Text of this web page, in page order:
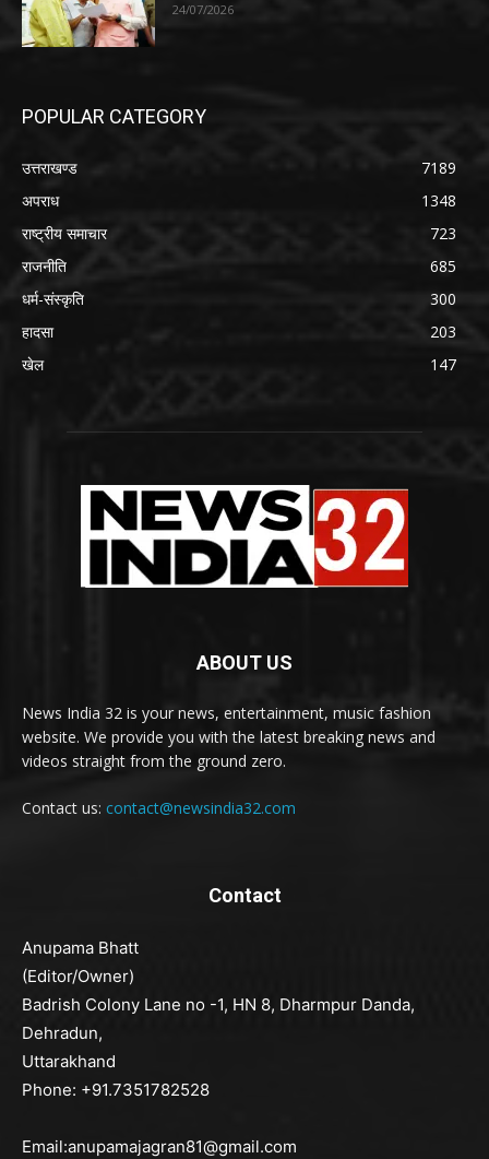
24/07/2026
POPULAR CATEGORY
उत्तराखण्ड
7189
अपराध
1348
राष्ट्रीय समाचार
723
राजनीति
685
धर्म-संस्कृति
300
हादसा
203
खेल
147
ABOUT US
News India 32 is your news, entertainment, music fashion
website. We provide you with the latest breaking news and
videos straight from the ground zero.
Contact us: contact@newsindia32.com
Contact
Anupama Bhatt
(Editor/Owner)
Badrish Colony Lane no -1, HN 8, Dharmpur Danda,
Dehradun,
Uttarakhand
Phone: +91.7351782528
Email:anupamajagran81@gmail.com